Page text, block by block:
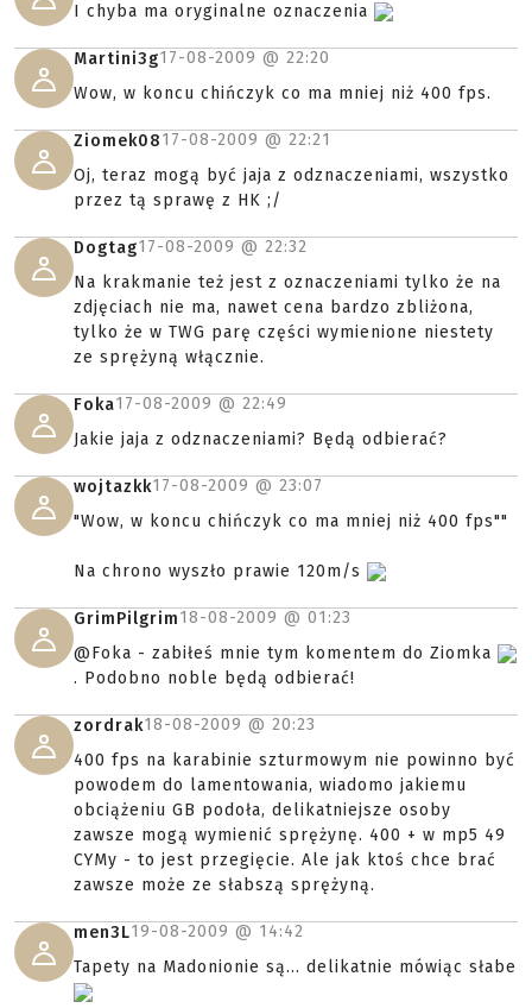
I chyba ma oryginalne oznaczenia
Martini3g17-08-2009 @ 22:20
Wow, w koncu chińczyk co ma mniej niż 400 fps.
Ziomek0817-08-2009 @ 22:21
Oj, teraz mogą być jaja z odznaczeniami, wszystko
przez tą sprawę z HK ;/
Dogtag17-08-2009 @ 22:32
Na krakmanie też jest z oznaczeniami tylko że na
zdjęciach nie ma, nawet cena bardzo zbliżona,
tylko że w TWG parę części wymienione niestety
ze sprężyną włącznie.
Foka17-08-2009 @ 22:49
Jakie jaja z odznaczeniami? Będą odbierać?
wojtazkk17-08-2009 @ 23:07
"Wow, w koncu chińczyk co ma mniej niż 400 fps""
Na chrono wyszło prawie 120m/s
GrimPilgrim18-08-2009 @ 01:23
@Foka - zabiłeś mnie tym komentem do Ziomka
. Podobno noble będą odbierać!
zordrak18-08-2009 @ 20:23
400 fps na karabinie szturmowym nie powinno być
powodem do lamentowania, wiadomo jakiemu
obciążeniu GB podoła, delikatniejsze osoby
zawsze mogą wymienić sprężynę. 400 + w mp5 49
CYMy - to jest przegięcie. Ale jak ktoś chce brać
zawsze może ze słabszą sprężyną.
men3L19-08-2009 @ 14:42
Tapety na Madonionie są... delikatnie mówiąc słabe